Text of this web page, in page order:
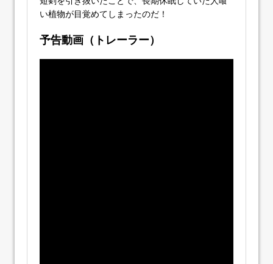
い植物が目覚めてしまったのだ！
予告動画（トレーラー）